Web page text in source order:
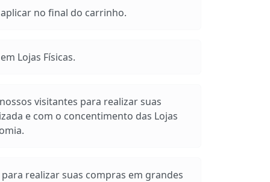
no final do carrinho.
Lojas Físicas.
visitantes para realizar suas
e com o concentimento das Lojas
realizar suas compras em grandes